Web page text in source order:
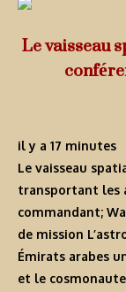
Le vaisseau
il y a 17 minutes
Le vaisseau
transportant les
commandant;
de mission
Émirats arabes
et le